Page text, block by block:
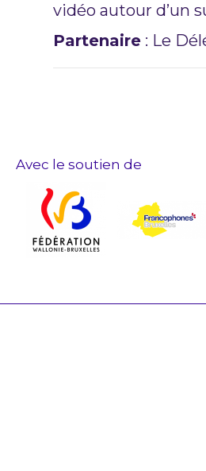
vidéo autour d’un
Partenaire : Le
Avec le soutien de